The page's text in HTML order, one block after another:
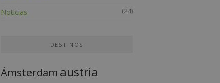
Noticias (24)
DESTINOS
Ámsterdam austria